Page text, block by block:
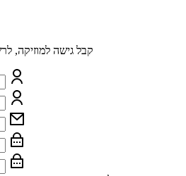
קבל גישה למוזיקה,